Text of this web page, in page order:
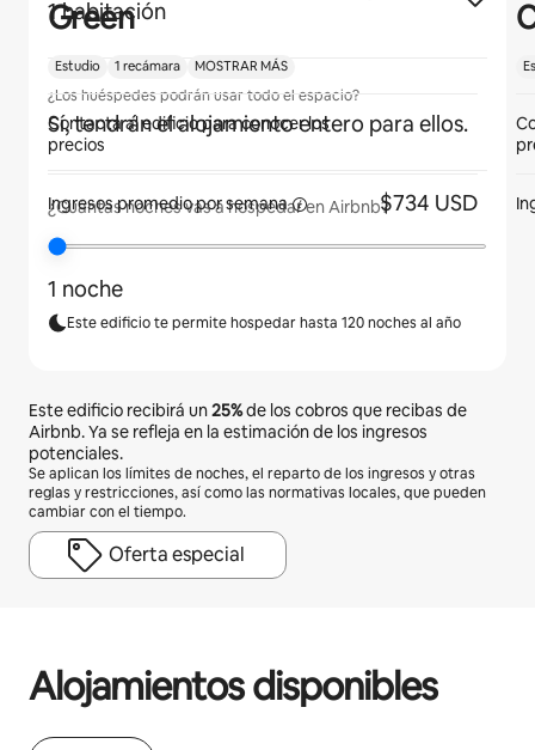
1 habitación
¿Los huéspedes podrán usar todo el espacio?
Sí, tendrán el alojamiento entero para ellos.
¿Cuántas noches vas a hospedar en Airbnb?
1 noche
Este edificio te permite hospedar hasta 120 noches al año
Este edificio recibirá un25%de los cobros que recibas de
Airbnb. Ya se refleja en la estimación de los ingresos
potenciales.
Se aplican los límites de noches, el reparto de los ingresos y otras
reglas y restricciones, así como las normativas locales, que pueden
cambiar con el tiempo.
Oferta especial
Alojamientos disponibles
Green
Estudio 1 recámara MOSTRAR MÁS
Contacta al edificio para conocer los
precios
Ingresos promedio porsemana $734 USD